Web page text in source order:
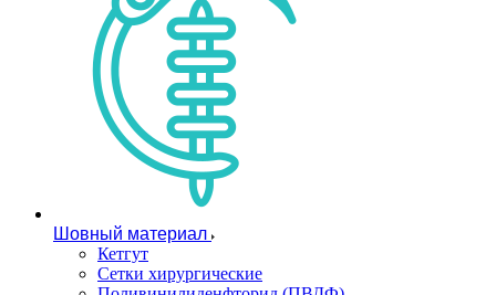
Шовный материал
Кетгут
Сетки хирургические